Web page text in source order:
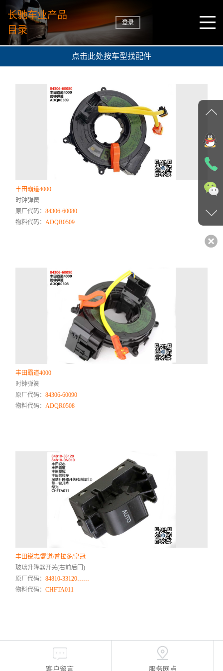
长驰车业产品
目录
登录
点击此处按车型找配件
丰田霸道4000
时钟弹簧
原厂代码：84306-60080
物料代码：ADQR0509
丰田霸道4000
时钟弹簧
原厂代码：84306-60090
物料代码：ADQR0508
丰田锐志/霸道/普拉多/皇冠
玻璃升降器开关(右前后门)
原厂代码：84810-33120……
物料代码：CHFTA011
客户留言 服务网点